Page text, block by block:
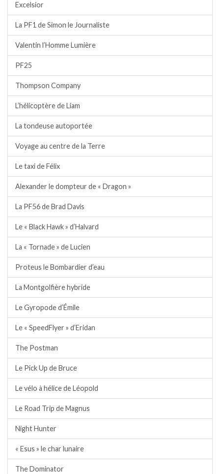
Excelsior
La PF1 de Simon le Journaliste
Valentin l’Homme Lumière
PF25
Thompson Company
L’hélicoptère de Liam
La tondeuse autoportée
Voyage au centre de la Terre
Le taxi de Félix
Alexander le dompteur de « Dragon »
La PF56 de Brad Davis
Le « Black Hawk » d’Halvard
La « Tornade » de Lucien
Proteus le Bombardier d’eau
La Montgolfière hybride
Le Gyropode d’Émile
Le « SpeedFlyer » d’Eridan
The Postman
Le Pick Up de Bruce
Le vélo à hélice de Léopold
Le Road Trip de Magnus
Night Hunter
« Esus » le char lunaire
The Dominator